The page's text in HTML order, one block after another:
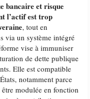
bancaire et risque
l’actif est trop
, tout en
via un système intégré
vise à immuniser
de dette publique
Elle est compatible
notamment parce
modulée en fonction